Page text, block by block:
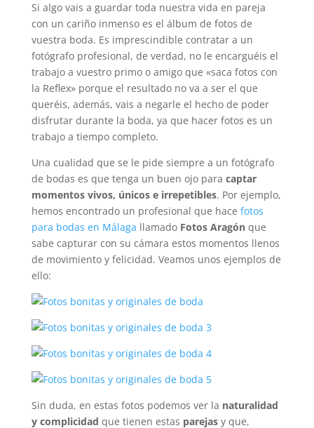
Si algo vais a guardar toda nuestra vida en pareja
con un cariño inmenso es el álbum de fotos de
vuestra boda. Es imprescindible contratar a un
fotógrafo profesional, de verdad, no le encarguéis el
trabajo a vuestro primo o amigo que «saca fotos con
la Reflex» porque el resultado no va a ser el que
queréis, además, vais a negarle el hecho de poder
disfrutar durante la boda, ya que hacer fotos es un
trabajo a tiempo completo.
Una cualidad que se le pide siempre a un fotógrafo
de bodas es que tenga un buen ojo para captar
momentos vivos, únicos e irrepetibles. Por ejemplo,
hemos encontrado un profesional que hace fotos
para bodas en Málaga llamado Fotos Aragónque
sabe capturar con su cámara estos momentos llenos
de movimiento y felicidad. Veamos unos ejemplos de
ello:
Sin duda, en estas fotos podemos ver la naturalidad
y complicidad que tienen estas parejasy que,